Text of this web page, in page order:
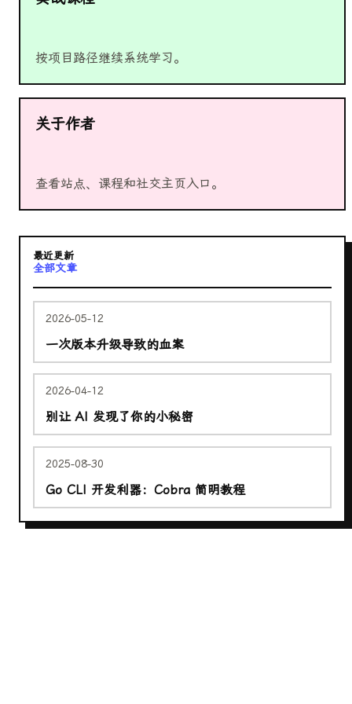
按项目路径继续系统学习。
关于作者
查看站点、课程和社交主页入口。
最近更新
全部文章
2026-05-12
一次版本升级导致的血案
2026-04-12
别让 AI 发现了你的小秘密
2025-08-30
Go CLI 开发利器：Cobra 简明教程